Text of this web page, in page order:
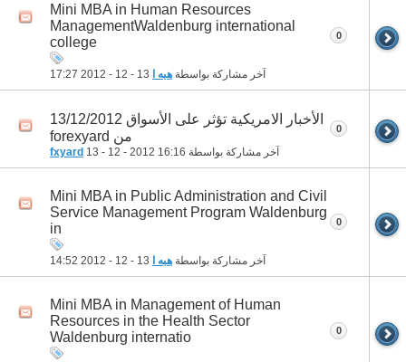
Mini MBA in Human Resources
ManagementWaldenburg international
college
آخر مشاركة بواسطة هبه ا 17:27
0
الأخبار الامريكية تؤثر على الأسواق 13/12/2012
من forexyard
آخر مشاركة بواسطة fxyard 13 - 12 - 2012 16:16
0
Mini MBA in Public Administration and Civil
Service Management Program Waldenburg
in
آخر مشاركة بواسطة هبه ا 14:52
0
Mini MBA in Management of Human
Resources in the Health Sector
Waldenburg internatio
0